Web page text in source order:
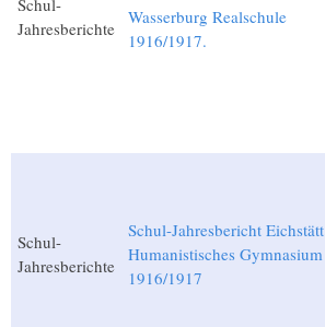
Schul-
Jahresberichte
Wasserburg Realschule
1916/1917.
Schul-
Jahresberichte
Schul-Jahresbericht Eichstätt
Humanistisches Gymnasium
1916/1917